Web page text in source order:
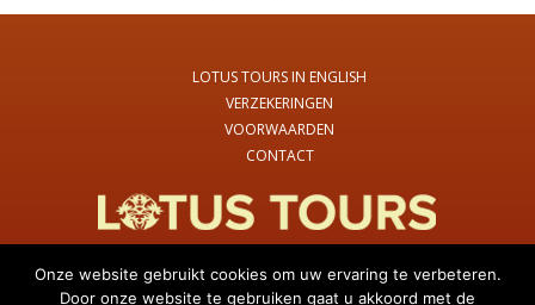
LOTUS TOURS IN ENGLISH
VERZEKERINGEN
VOORWAARDEN
CONTACT
Onze website gebruikt cookies om uw ervaring te verbeteren.
Door onze website te gebruiken gaat u akkoord met de